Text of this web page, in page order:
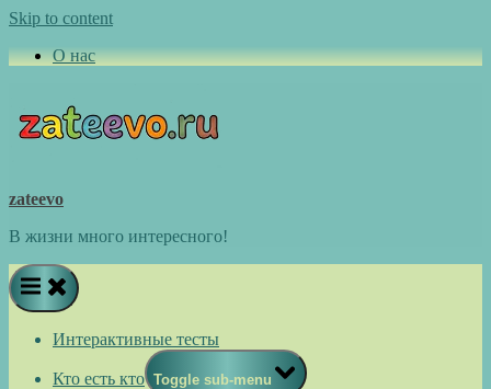
Skip to content
О нас
zateevo
В жизни много интересного!
Интерактивные тесты
Кто есть кто Toggle sub-menu